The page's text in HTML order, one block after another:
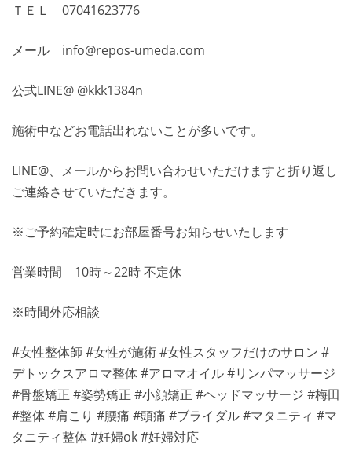
ＴＥＬ 07041623776
メール info@repos-umeda.com
公式LINE@ @kkk1384n
施術中などお電話出れないことが多いです。
LINE@、メールからお問い合わせいただけますと折り返し
ご連絡させていただきます。
※ご予約確定時にお部屋番号お知らせいたします
営業時間 10時～22時 不定休
※時間外応相談
#女性整体師 #女性が施術 #女性スタッフだけのサロン #
デトックスアロマ整体 #アロマオイル #リンパマッサージ
#骨盤矯正 #姿勢矯正 #小顔矯正 #ヘッドマッサージ #梅田
#整体 #肩こり #腰痛 #頭痛 #ブライダル #マタニティ #マ
タニティ整体 #妊婦ok #妊婦対応